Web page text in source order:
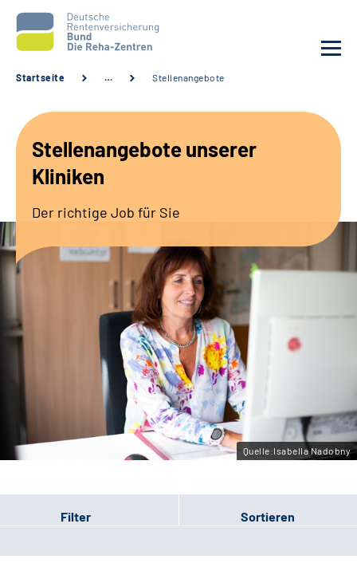
Unsere Kliniken
Sozialdienste & Zuweisende
Erweiterte Suche
Gebärdensprache
Leichte Sprache
Startseite … Stellenangebote
Stellenangebote unserer
Kliniken
Der richtige Job für Sie
Quelle:Isabella Nadobny
Filter Sortieren